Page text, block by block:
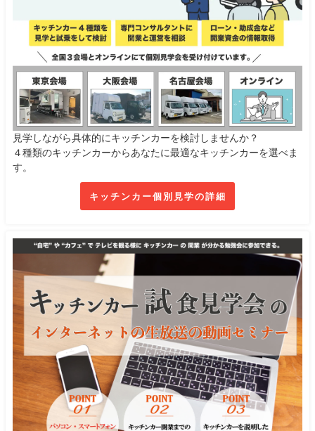
見学しながら具体的にキッチンカーを検討しませんか？
４種類のキッチンカーからあなたに最適なキッチンカーを選べま
す。
キッチンカー個別見学の詳細